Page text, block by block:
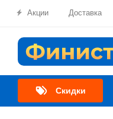
Акции Доставка
Скидки